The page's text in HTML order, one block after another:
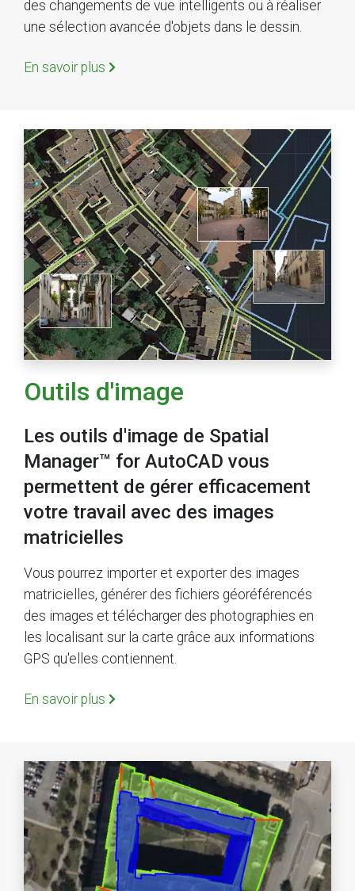
des changements de vue intelligents ou à réaliser
une sélection avancée d'objets dans le dessin.
En savoir plus
Outils d'image
Les outils d'image de Spatial
Manager™ for AutoCAD vous
permettent de gérer efficacement
votre travail avec des images
matricielles
Vous pourrez importer et exporter des images
matricielles, générer des fichiers géoréférencés
des images et télécharger des photographies en
les localisant sur la carte grâce aux informations
GPS qu'elles contiennent.
En savoir plus